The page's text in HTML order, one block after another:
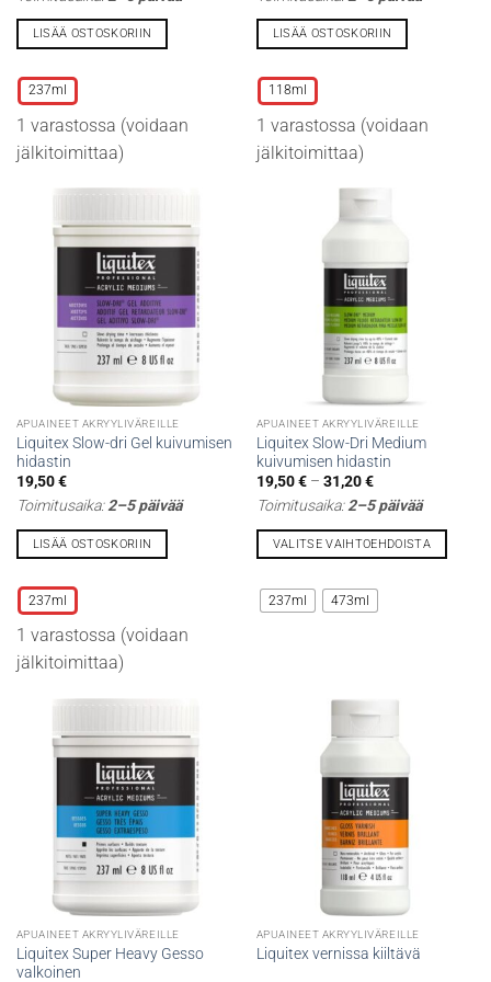
LISÄÄ OSTOSKORIIN
tuotteella
on
useampi
muunnelma.
tuotteen
237ml
1 varastossa (voidaan
jälkitoimittaa)
LISÄÄ OSTOSKORIIN
tuotteella
on
useampi
muunnelma.
118ml
1 varastossa (voidaan
jälkitoimittaa)
APUAINEET AKRYYLIVÄREILLE
Liquitex Slow-dri Gel kuivumisen
hidastin
19,50€
Toimitusaika:2–5 päivää
LISÄÄ OSTOSKORIIN
tuotteella
on
useampi
muunnelma.
tuotteen
237ml
1 varastossa (voidaan
jälkitoimittaa)
APUAINEET AKRYYLIVÄREILLE
Liquitex Slow-Dri Medium
kuivumisen hidastin
19,50€ – 31,20€Hintaluokka:
19,50 €
-
Toimitusaika:2–5 päivää
VALITSE VAIHTOEHDOISTA
tuotteella
on
237ml 473ml
APUAINEET AKRYYLIVÄREILLE
Liquitex Super Heavy Gesso
valkoinen
APUAINEET AKRYYLIVÄREILLE
Liquitex vernissa kiiltävä